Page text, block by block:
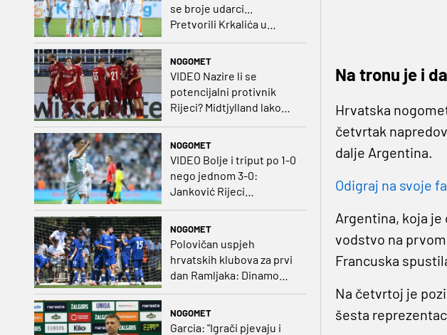
se broje udarci...
Pretvorili Krkalića u
NOGOMET
VIDEO Nazire li se
potencijalni protivnik
Rijeci? Midtjylland lako
NOGOMET
VIDEO Bolje i triput po 1-0
nego jednom 3-0:
Janković Rijeci
projektilom donio slavlje
protivnika
NOGOMET
Polovičan uspjeh
hrvatskih klubova za prvi
dan Ramljaka: Dinamo
poražen od Juventusa,
NOGOMET
Garcia: "Igrači pjevaju i
Na tronu je i
Hrvatska
četvrtak
dalje Argentina.
Odigraj na svoje
Argentina, koja
vodstvo na
Francuska
Na četvrtoj je
šesta